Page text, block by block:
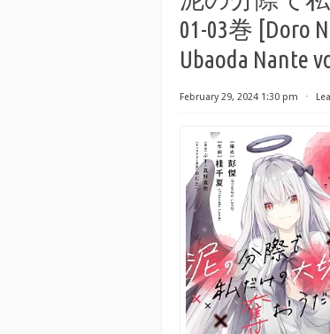
01-03巻 [Doro
Ubaoda Nante
February 29, 2024 1:30 pm ⋅